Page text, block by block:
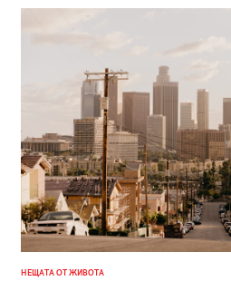
НЕЩАТА ОТ ЖИВОТА